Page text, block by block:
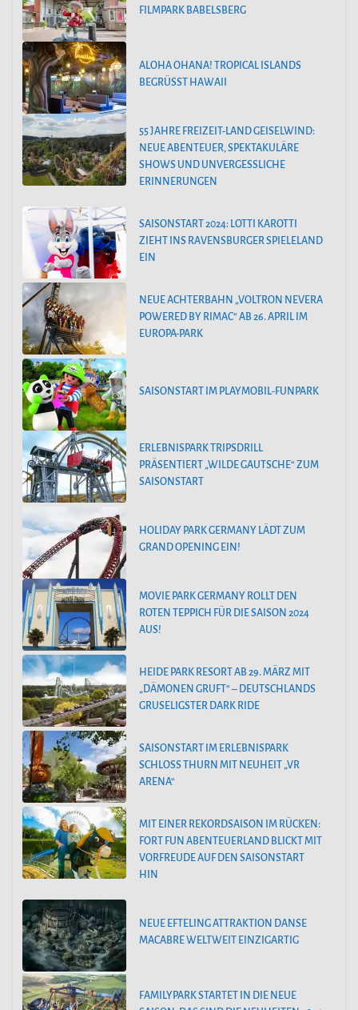
FILMPARK BABELSBERG
ALOHA OHANA! TROPICAL ISLANDS
BEGRÜSST HAWAII
55 JAHRE FREIZEIT-LAND GEISELWIND:
NEUE ABENTEUER, SPEKTAKULÄRE
SHOWS UND UNVERGESSLICHE
ERINNERUNGEN
SAISONSTART 2024: LOTTI KAROTTI
ZIEHT INS RAVENSBURGER SPIELELAND
EIN
NEUE ACHTERBAHN „VOLTRON NEVERA
POWERED BY RIMAC“ AB 26. APRIL IM
EUROPA-PARK
SAISONSTART IM PLAYMOBIL-FUNPARK
ERLEBNISPARK TRIPSDRILL
PRÄSENTIERT „WILDE GAUTSCHE“ ZUM
SAISONSTART
HOLIDAY PARK GERMANY LÄDT ZUM
GRAND OPENING EIN!
MOVIE PARK GERMANY ROLLT DEN
ROTEN TEPPICH FÜR DIE SAISON 2024
AUS!
HEIDE PARK RESORT AB 29. MÄRZ MIT
„DÄMONEN GRUFT“ – DEUTSCHLANDS
GRUSELIGSTER DARK RIDE
SAISONSTART IM ERLEBNISPARK
SCHLOSS THURN MIT NEUHEIT „VR
ARENA“
MIT EINER REKORDSAISON IM RÜCKEN:
FORT FUN ABENTEUERLAND BLICKT MIT
VORFREUDE AUF DEN SAISONSTART
HIN
NEUE EFTELING ATTRAKTION DANSE
MACABRE WELTWEIT EINZIGARTIG
FAMILYPARK STARTET IN DIE NEUE